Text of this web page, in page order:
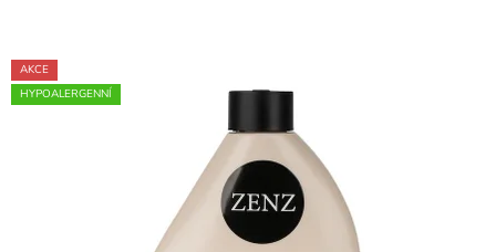
AKCE
HYPOALERGENNÍ